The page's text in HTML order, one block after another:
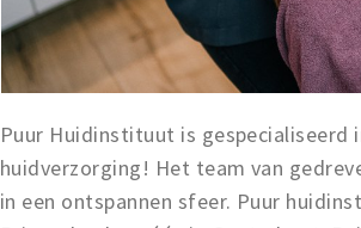
Puur Huidinstituut is gespecialiseerd
huidverzorging! Het team van
in een ontspannen sfeer. Puur